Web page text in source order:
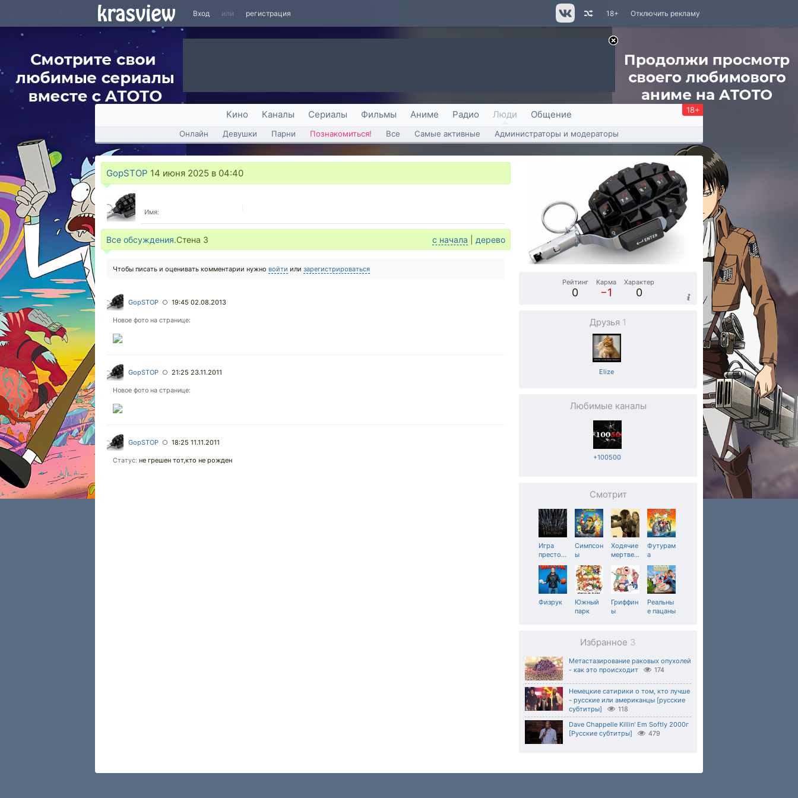
Вход или регистрация Отключить рекламу
18+
Кино Каналы Сериалы Фильмы Аниме Радио Люди Общение 18+
Онлайн Девушки Парни Познакомиться! Все Самые активные Администраторы и модераторы
GopSTOP 14 июня 2025 в 04:40
Имя:
Все обсуждения.Стена 3 с начала дерево
Чтобы писать и оценивать комментарии нужно войти или зарегистрироваться
GopSTOP ○ 19:45 02.08.2013
Новое фото на странице:
GopSTOP ○ 21:25 23.11.2011
Новое фото на странице:
GopSTOP ○ 18:25 11.11.2011
Статус: не грешен тот,кто не рожден
Рейтинг
0
Карма
−1
Характер
0
Друзья 1
Elize
Любимые каналы
+100500
Смотрит
Игра
престо…
Симпсон
ы
Ходячие
мертве…
Футурам
а
Физрук
Южный
парк
Гриффин
ы
Реальны
е пацаны
Избранное 3
Метастазирование раковых опухолей
- как это происходит
174
Немецкие сатирики о том, кто лучше
- русские или американцы [русские
субтитры]
118
Dave Chappelle Killin' Em Softly 2000г
[Русские субтитры]
479